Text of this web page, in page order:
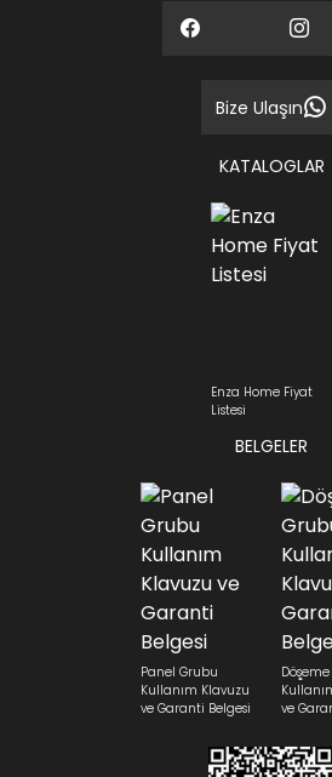
Bize Ulaşın
KATALOGLAR
Enza Home Fiyat
Listesi
BELGELER
Panel Grubu
Kullanım Klavuzu
ve Garanti Belgesi
ve